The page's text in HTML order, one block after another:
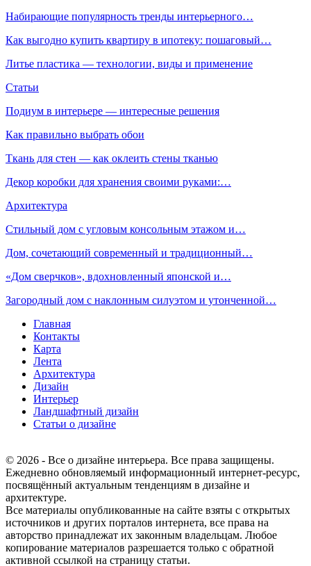
Набирающие популярность тренды интерьерного…
Как выгодно купить квартиру в ипотеку: пошаговый…
Литье пластика — технологии, виды и применение
Статьи
Подиум в интерьере — интересные решения
Как правильно выбрать обои
Ткань для стен — как оклеить стены тканью
Декор коробки для хранения своими руками:…
Архитектура
Стильный дом с угловым консольным этажом и…
Дом, сочетающий современный и традиционный…
«Дом сверчков», вдохновленный японской и…
Загородный дом с наклонным силуэтом и утонченной…
Главная
Контакты
Карта
Лента
Архитектура
Дизайн
Интерьер
Ландшафтный дизайн
Статьи о дизайне
© 2026 - Все о дизайне интерьера. Все права защищены.
Ежедневно обновляемый информационный интернет-ресурс,
посвящённый актуальным тенденциям в дизайне и
архитектуре.
Все материалы опубликованные на сайте взяты с открытых
источников и других порталов интернета, все права на
авторство принадлежат их законным владельцам. Любое
копирование материалов разрешается только с обратной
активной ссылкой на страницу статьи.